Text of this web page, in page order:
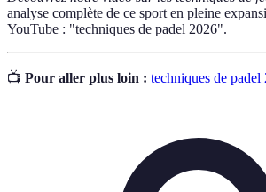
analyse complète de ce sport en pleine
YouTube : "techniques de padel 2026".
📺 Pour aller plus loin : techniques de padel